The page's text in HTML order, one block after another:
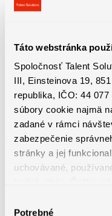
Táto webstránka
Spoločnosť Talent
III, Einsteinova 19,
republika, IČO: 44
súbory cookie najmä
zadané v rámci
zabezpečenie
stránky a jej
uchovávané,
osobných údajov
Potrebné
3800 - 4600 € + 13. plat +
Vodič / vodička domiešavača
Košice
1100 - 1650 € Priemerná
Detail pracovnej ponuky
Technická údržba výrobných
príplatky
Bratislava
1550 - 1750 € + dochádzkový